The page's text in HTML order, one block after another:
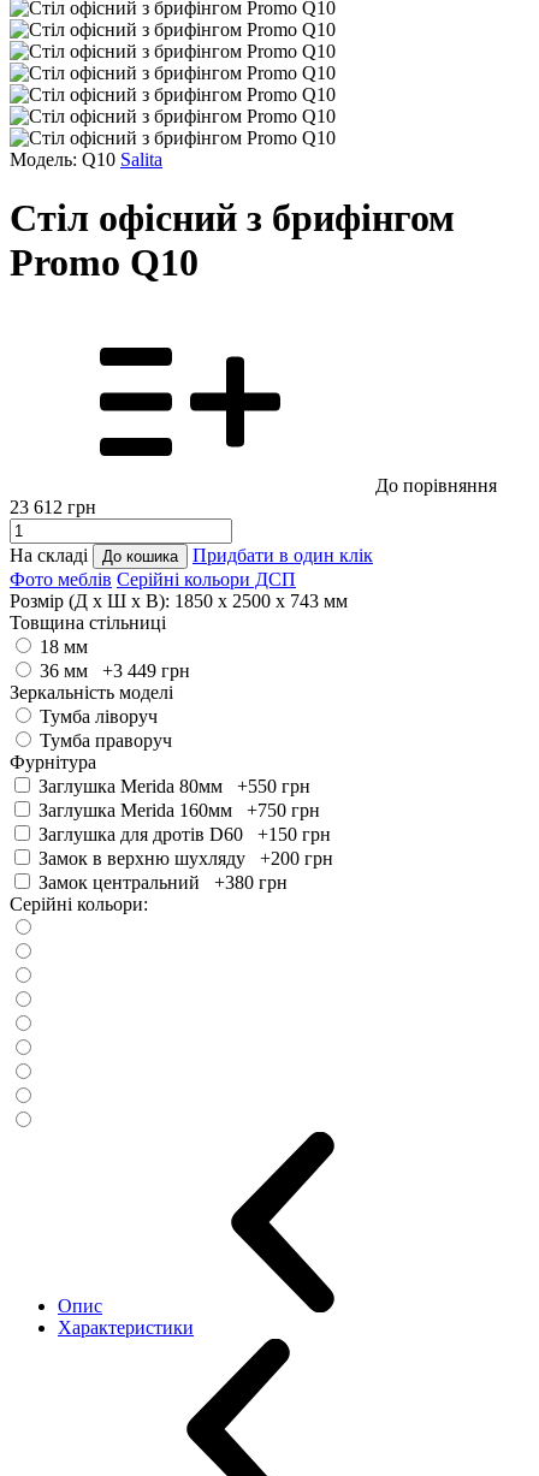
Модель: Q10 Salita
Стіл офісний з брифінгом
Promo Q10
До порівняння
23 612 грн
На складі До кошика
Придбати в один клік
Фото меблів Серійні кольори ДСП
Розмір (Д x Ш x В): 1850 x 2500 x 743 мм
Товщина стільниці
18 мм
36 мм +3 449 грн
Зеркальність моделі
Тумба ліворуч
Тумба праворуч
Фурнітура
Заглушка Merida 80мм +550 грн
Заглушка Merida 160мм +750 грн
Заглушка для дротів D60 +150 грн
Замок в верхню шухляду +200 грн
Замок центральний +380 грн
Серійні кольори:
Опис
Характеристики